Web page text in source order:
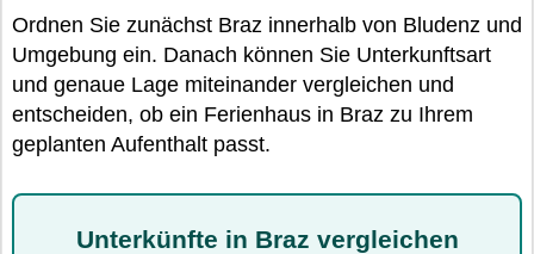
Ordnen Sie zunächst Braz innerhalb von Bludenz und
Umgebung ein. Danach können Sie Unterkunftsart
und genaue Lage miteinander vergleichen und
entscheiden, ob ein Ferienhaus in Braz zu Ihrem
geplanten Aufenthalt passt.
Unterkünfte in Braz vergleichen